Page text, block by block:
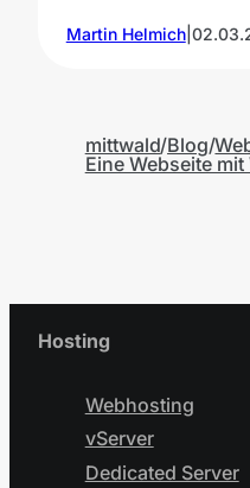
Martin Helmich|
mittwald Blog
Eine Webseite
Hosting
Webhosting
vServer
Dedicated Server